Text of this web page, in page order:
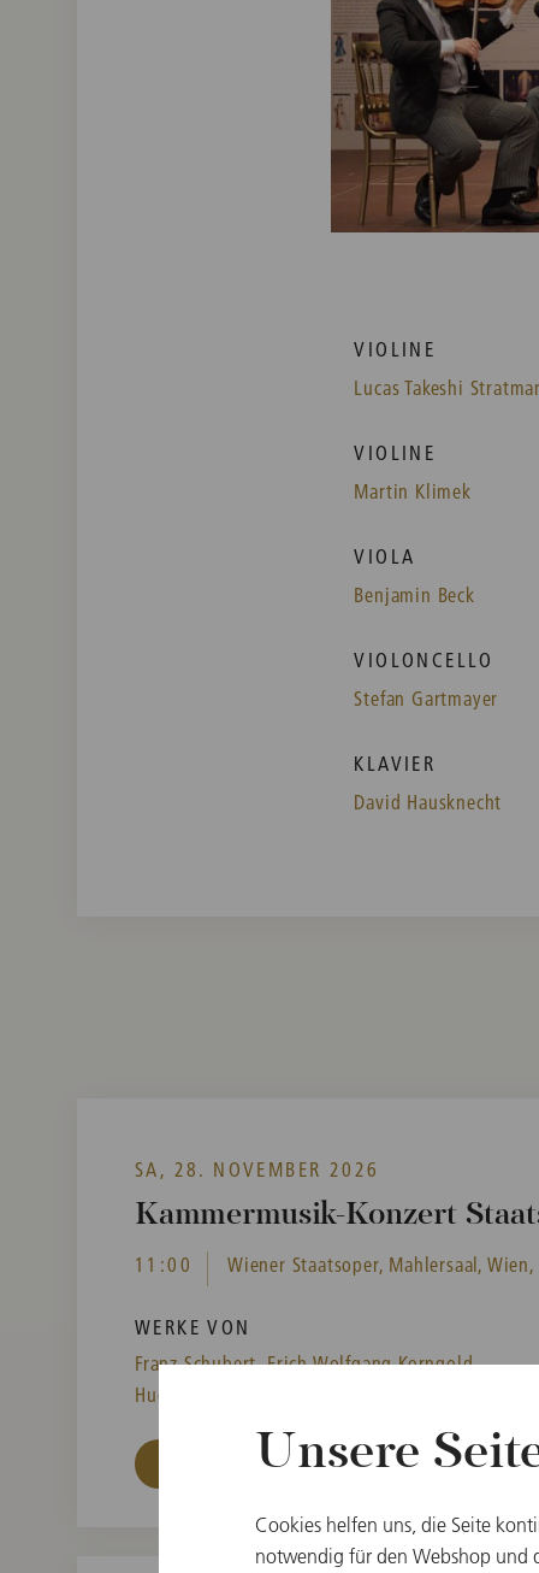
VIOLINE
Lucas Takeshi
VIOLINE
Martin Klimek
VIOLA
Benjamin Beck
VIOLONCELLO
Stefan Gartmayer
KLAVIER
David Hausknecht
SA, 28. NOVEMBER 2026
Kammermusik-Konzert
11:00 Wiener Staatsoper, Mahlersaal,
WERKE VON
Franz Schubert,Erich Wolfgang Korngold,
Hugo Wolf,
Tickets kaufenUnsere
Cookies helfen uns, die Seite
notwendig für den Webshop und